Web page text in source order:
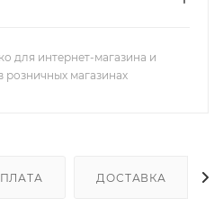
для интернет-магазина и
розничных магазинах
ДОСТАВКА